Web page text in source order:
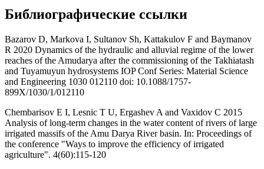
Библиографические ссылки
Bazarov D, Markova I, Sultanov Sh, Kattakulov F and Baymanov
R 2020 Dynamics of the hydraulic and alluvial regime of the lower
reaches of the Amudarya after the commissioning of the Takhiatash
and Tuyamuyun hydrosystems IOP Conf Series: Material Science
and Engineering 1030 012110 doi: 10.1088/1757-
899X/1030/1/012110
Chembarisov E I, Lesnic T U, Ergashev A and Vaxidov C 2015
Analysis of long-term changes in the water content of rivers of large
irrigated massifs of the Amu Darya River basin. In: Proceedings of
the conference "Ways to improve the efficiency of irrigated
agriculture". 4(60):115-120